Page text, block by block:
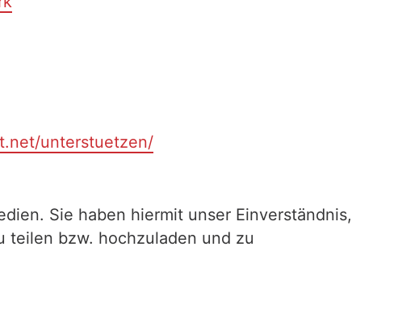
unterstuetzen/
Sie haben hiermit unser Einverständnis,
teilen bzw. hochzuladen und zu